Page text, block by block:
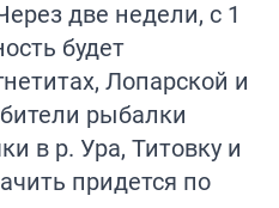
две недели, с 1
будет
Лопарской и
рыбалки
в р. Ура, Титовку и
придется по